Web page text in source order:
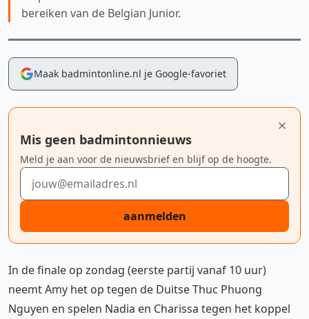
bereiken van de Belgian Junior.
Maak badmintonline.nl je Google-favoriet
Mis geen badmintonnieuws
Meld je aan voor de nieuwsbrief en blijf op de hoogte.
E-mailadres
aanmelden
In de finale op zondag (eerste partij vanaf 10 uur)
neemt Amy het op tegen de Duitse Thuc Phuong
Nguyen en spelen Nadia en Charissa tegen het koppel